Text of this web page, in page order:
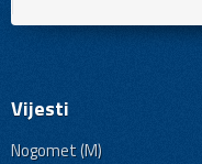
Vijesti
Nogomet (M)